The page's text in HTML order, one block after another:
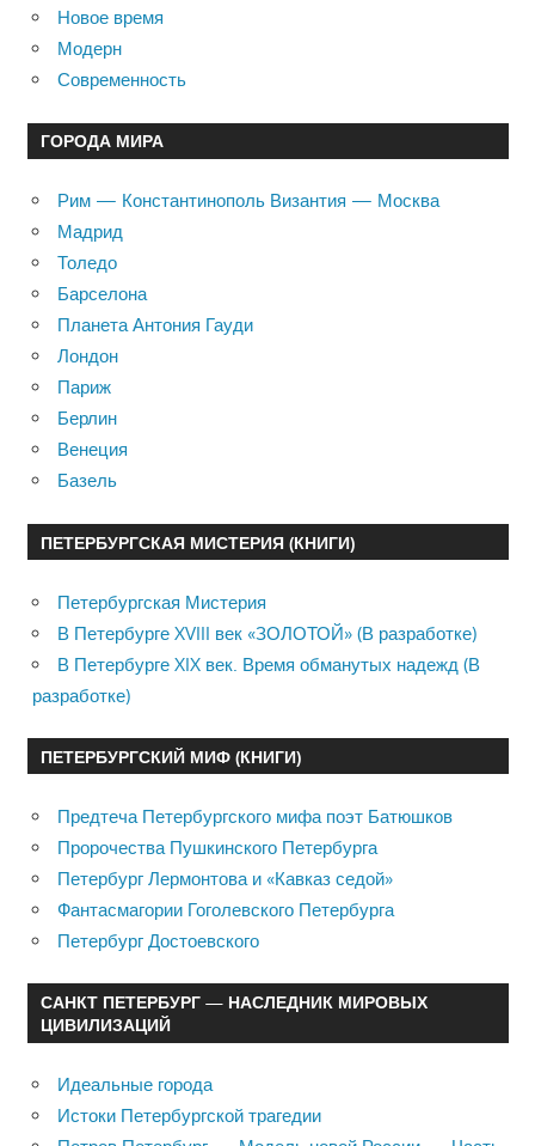
Новое время
Модерн
Современность
ГОРОДА МИРА
Рим — Константинополь Византия — Москва
Мадрид
Толедо
Барселона
Планета Антония Гауди
Лондон
Париж
Берлин
Венеция
Базель
ПЕТЕРБУРГСКАЯ МИСТЕРИЯ (КНИГИ)
Петербургская Мистерия
В Петербурге XVIII век «ЗОЛОТОЙ» (В разработке)
В Петербурге XIX век. Время обманутых надежд (В
разработке)
ПЕТЕРБУРГСКИЙ МИФ (КНИГИ)
Предтеча Петербургского мифа поэт Батюшков
Пророчества Пушкинского Петербурга
Петербург Лермонтова и «Кавказ седой»
Фантасмагории Гоголевского Петербурга
Петербург Достоевского
САНКТ ПЕТЕРБУРГ — НАСЛЕДНИК МИРОВЫХ
ЦИВИЛИЗАЦИЙ
Идеальные города
Истоки Петербургской трагедии